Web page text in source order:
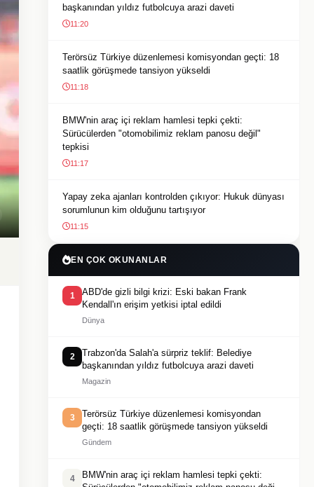
başkanından yıldız futbolcuya arazi daveti
11:20
Terörsüz Türkiye düzenlemesi komisyondan geçti: 18
saatlik görüşmede tansiyon yükseldi
11:18
BMW'nin araç içi reklam hamlesi tepki çekti:
Sürücülerden "otomobilimiz reklam panosu değil"
tepkisi
11:17
Yapay zeka ajanları kontrolden çıkıyor: Hukuk dünyası
sorumlunun kim olduğunu tartışıyor
11:15
EN ÇOK OKUNANLAR
1
ABD'de gizli bilgi krizi: Eski bakan Frank
Kendall'ın erişim yetkisi iptal edildi
Dünya
2
Trabzon'da Salah'a sürpriz teklif: Belediye
başkanından yıldız futbolcuya arazi daveti
Magazin
3
Terörsüz Türkiye düzenlemesi komisyondan
geçti: 18 saatlik görüşmede tansiyon yükseldi
Gündem
4
BMW'nin araç içi reklam hamlesi tepki çekti: